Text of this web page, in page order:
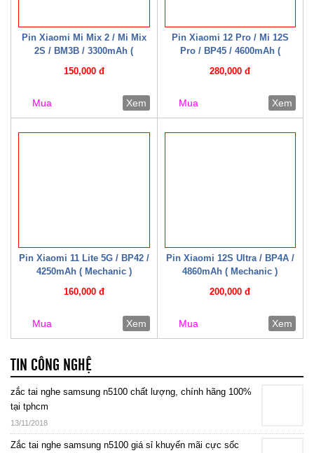
Pin Xiaomi Mi Mix 2 / Mi Mix
2S / BM3B / 3300mAh (
150,000 đ
Mua Xem
Pin Xiaomi 12 Pro / Mi 12S
Pro / BP45 / 4600mAh (
280,000 đ
Mua Xem
Pin Xiaomi 11 Lite 5G / BP42 /
4250mAh ( Mechanic )
160,000 đ
Mua Xem
Pin Xiaomi 12S Ultra / BP4A /
4860mAh ( Mechanic )
200,000 đ
Mua Xem
TIN CÔNG NGHỆ
zắc tai nghe samsung n5100 chất lượng, chính hãng 100%
tại tphcm
13/11/2018
Zắc tai nghe samsung n5100 giá sỉ khuyến mãi cực sốc